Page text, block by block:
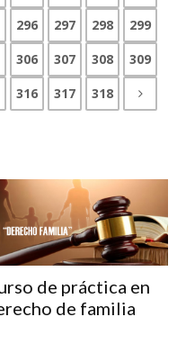
296 297 298
299
306 307 308
309
316 317 318
de práctica en
de familia